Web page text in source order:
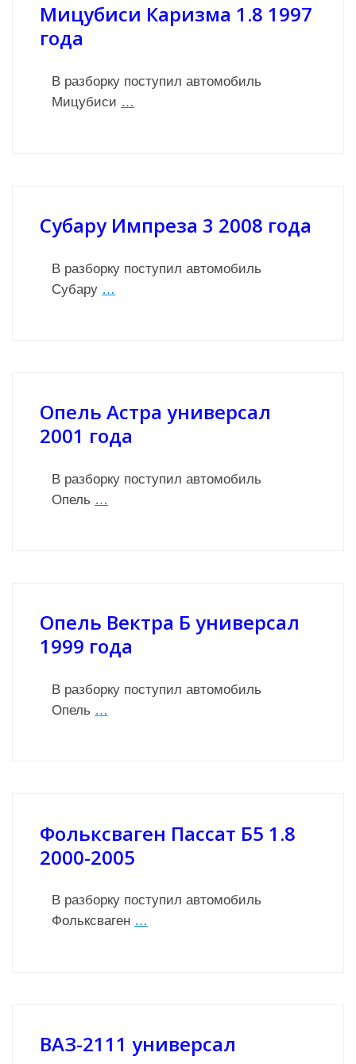
Мицубиси Каризма 1.8 1997
года
В разборку поступил автомобиль
Мицубиси …
Субару Импреза 3 2008 года
В разборку поступил автомобиль
Субару …
Опель Астра универсал
2001 года
В разборку поступил автомобиль
Опель …
Опель Вектра Б универсал
1999 года
В разборку поступил автомобиль
Опель …
Фольксваген Пассат Б5 1.8
2000-2005
В разборку поступил автомобиль
Фольксваген …
ВАЗ-2111 универсал